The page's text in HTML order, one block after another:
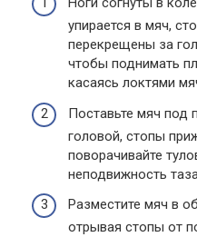
упирается в мяч,
перекрещены за
чтобы поднимать
касаясь локтями
Поставьте мяч под
головой, стопы
поворачивайте
неподвижность таза.
Разместите мяч в
отрывая стопы от